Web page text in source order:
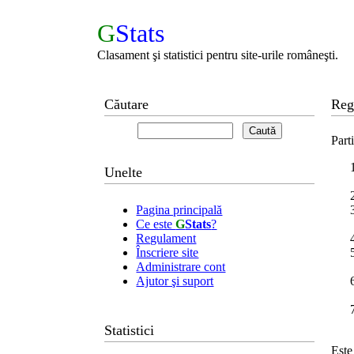
GStats
Clasament şi statistici pentru site-urile româneşti.
Căutare
Unelte
Pagina principală
Ce esteGStats?
Regulament
Înscriere site
Administrare cont
Ajutor şi suport
Statistici